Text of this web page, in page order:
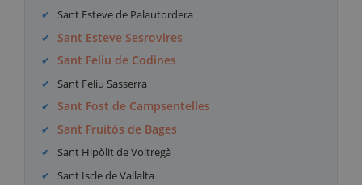
Sant Esteve de Palautordera
Sant Esteve Sesrovires
Sant Feliu de Codines
Sant Feliu Sasserra
Sant Fost de Campsentelles
Sant Fruitós de Bages
Sant Hipòlit de Voltregà
Sant Iscle de Vallalta